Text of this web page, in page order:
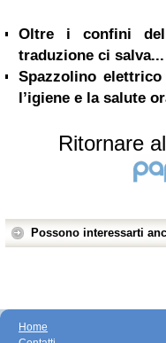
Oltre i confini
traduzione ci salva...
Spazzolino
l’igiene e la salute
Ritornare
Possono interessarti
Home